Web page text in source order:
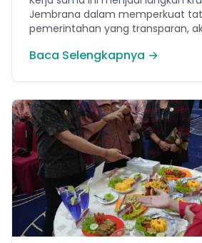
Hukum Datun
Jembrana dalam memperkuat
pemerintahan yang transparan,
mencakup tiga domain utama,
tindakan hukum lainnya.
Baca Selengkapnya →